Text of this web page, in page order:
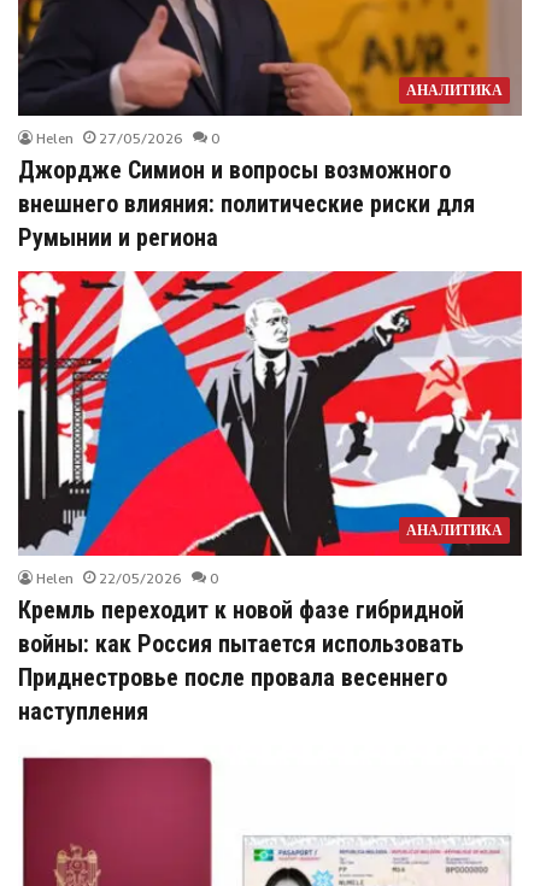
АНАЛИТИКА
Helen 27/05/2026 0
Джордже Симион и вопросы возможного
внешнего влияния: политические риски для
Румынии и региона
АНАЛИТИКА
Helen 22/05/2026 0
Кремль переходит к новой фазе гибридной
войны: как Россия пытается использовать
Приднестровье после провала весеннего
наступления